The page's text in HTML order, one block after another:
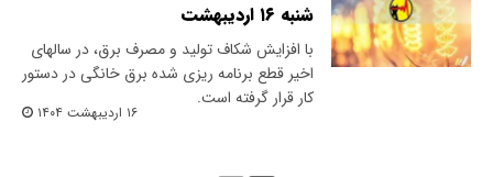
شنبه ۱۶ اردیبهشت
با افزایش شکاف تولید و مصرف برق، در سالهای
اخیر قطع برنامه ریزی شده برق خانگی در دستور
کار قرار گرفته است.
۱۶ اردیبهشت ۱۴۰۴